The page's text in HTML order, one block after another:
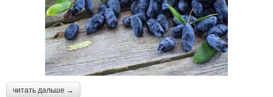
читать дальше →